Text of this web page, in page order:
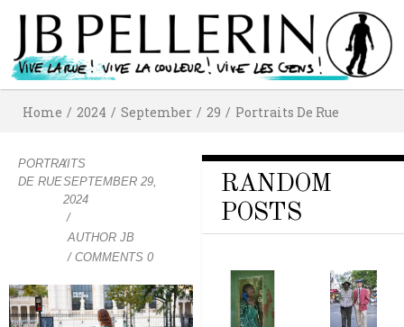
Home / 2024 / September / 29 / Portraits De Rue
PORTRAITS
DE RUE
/
SEPTEMBER 29,
2024
/
AUTHORJB
/ COMMENTS 0
RANDOM
POSTS